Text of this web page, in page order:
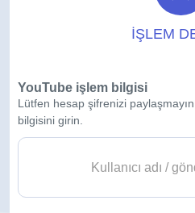
İŞLEM
YouTube işlem bilgisi
Lütfen hesap şifrenizi
bilgisini girin.